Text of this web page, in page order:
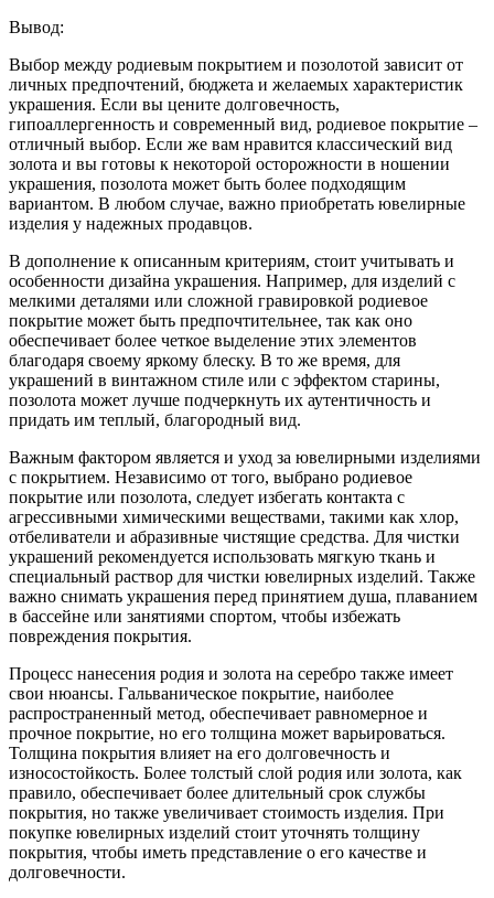
Вывод:
Выбор между родиевым покрытием и позолотой зависит от
личных предпочтений, бюджета и желаемых характеристик
украшения. Если вы цените долговечность,
гипоаллергенность и современный вид, родиевое покрытие –
отличный выбор. Если же вам нравится классический вид
золота и вы готовы к некоторой осторожности в ношении
украшения, позолота может быть более подходящим
вариантом. В любом случае, важно приобретать ювелирные
изделия у надежных продавцов.
В дополнение к описанным критериям, стоит учитывать и
особенности дизайна украшения. Например, для изделий с
мелкими деталями или сложной гравировкой родиевое
покрытие может быть предпочтительнее, так как оно
обеспечивает более четкое выделение этих элементов
благодаря своему яркому блеску. В то же время, для
украшений в винтажном стиле или с эффектом старины,
позолота может лучше подчеркнуть их аутентичность и
придать им теплый, благородный вид.
Важным фактором является и уход за ювелирными изделиями
с покрытием. Независимо от того, выбрано родиевое
покрытие или позолота, следует избегать контакта с
агрессивными химическими веществами, такими как хлор,
отбеливатели и абразивные чистящие средства. Для чистки
украшений рекомендуется использовать мягкую ткань и
специальный раствор для чистки ювелирных изделий. Также
важно снимать украшения перед принятием душа, плаванием
в бассейне или занятиями спортом, чтобы избежать
повреждения покрытия.
Процесс нанесения родия и золота на серебро также имеет
свои нюансы. Гальваническое покрытие, наиболее
распространенный метод, обеспечивает равномерное и
прочное покрытие, но его толщина может варьироваться.
Толщина покрытия влияет на его долговечность и
износостойкость. Более толстый слой родия или золота, как
правило, обеспечивает более длительный срок службы
покрытия, но также увеличивает стоимость изделия. При
покупке ювелирных изделий стоит уточнять толщину
покрытия, чтобы иметь представление о его качестве и
долговечности.